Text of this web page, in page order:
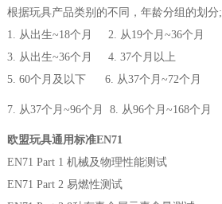
根据玩具产品类别的不同，年龄分组的划分;
1. 从出生~18个月 2. 从19个月~36个月
3. 从出生~36个月 4. 37个月以上
5. 60个月及以下 6. 从37个月~72个月
7. 从37个月~96个月 8. 从96个月~168个月
欧盟玩具通用标准EN71
EN71 Part 1 机械及物理性能测试
EN71 Part 2 易燃性测试